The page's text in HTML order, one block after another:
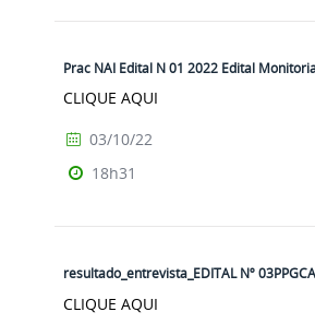
Prac NAI Edital N 01 2022 Edital
CLIQUE AQUI
03/10/22
18h31
resultado_entrevista_EDITAL Nº
CLIQUE AQUI